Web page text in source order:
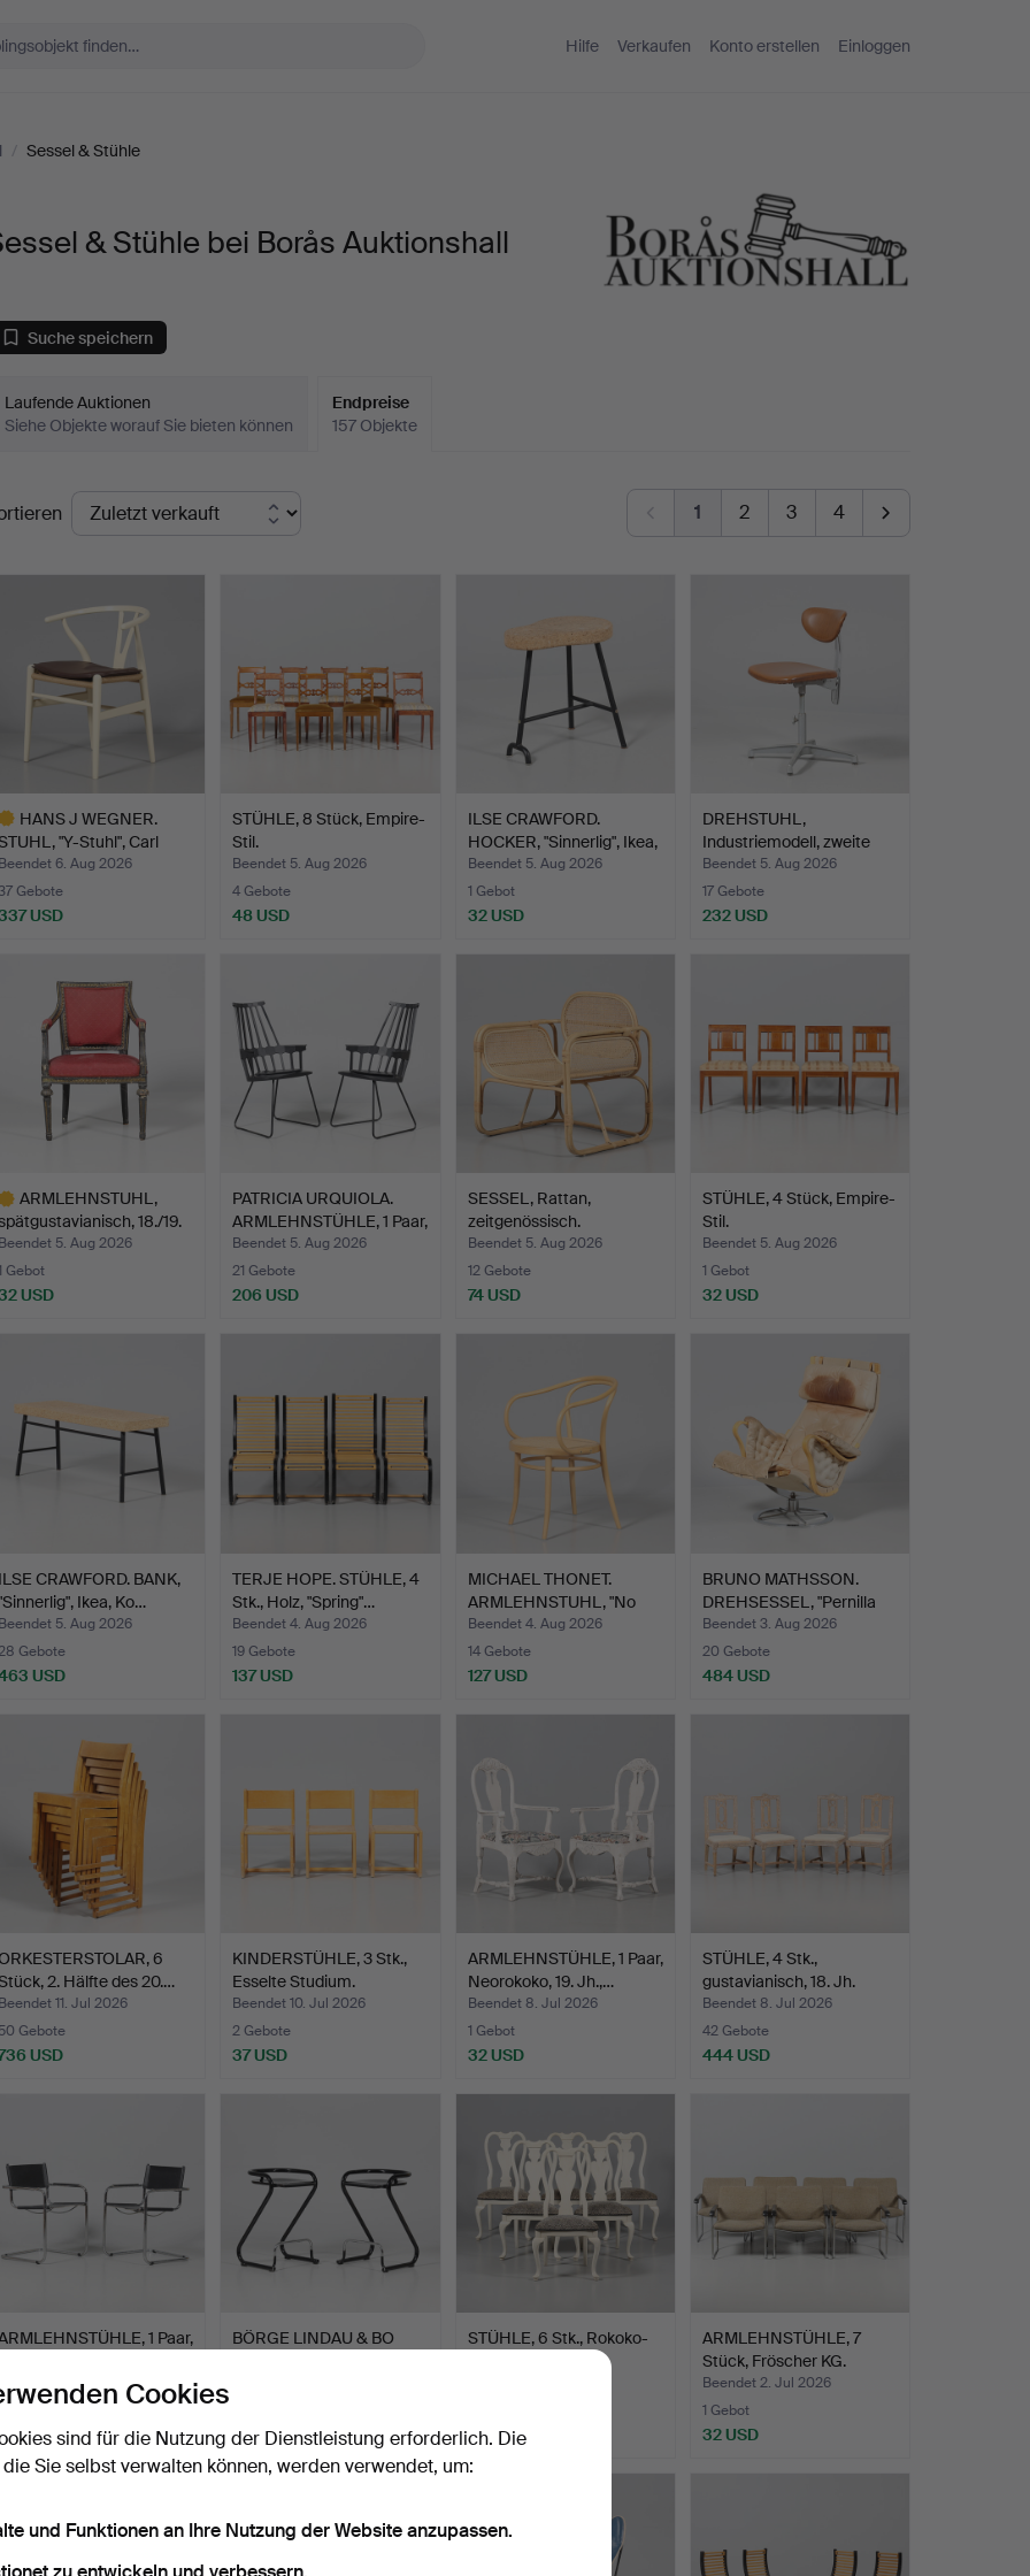
Hilfe Verkaufen Konto erstellen Einloggen
/ Sessel & Stühle
& Stühle bei Borås Auktionshall
Suche speichern
Laufende Auktionen
Siehe Objekte worauf Sie bieten können
Endpreise
157 Objekte
1 2 3 4
HANS J WEGNER.
"Y-Stuhl", Carl
6. Aug 2026
Gebote
USD
STÜHLE, 8 Stück, Empire-
Stil.
Beendet 5. Aug 2026
4 Gebote
48 USD
ILSE CRAWFORD.
HOCKER, "Sinnerlig", Ikea,
…
Beendet 5. Aug 2026
1 Gebot
32 USD
DREHSTUHL,
Industriemodell, zweite
Hälfte …
Beendet 5. Aug 2026
17 Gebote
232 USD
ARMLEHNSTUHL,
18./19.
5. Aug 2026
Gebot
USD
PATRICIA URQUIOLA.
ARMLEHNSTÜHLE, 1 Paar,
…
Beendet 5. Aug 2026
21 Gebote
206 USD
SESSEL, Rattan,
zeitgenössisch.
Beendet 5. Aug 2026
12 Gebote
74 USD
STÜHLE, 4 Stück, Empire-
Stil.
Beendet 5. Aug 2026
1 Gebot
32 USD
CRAWFORD. BANK,
Ikea, Ko…
5. Aug 2026
Gebote
USD
TERJE HOPE. STÜHLE, 4
Stk., Holz, "Spring"…
Beendet 4. Aug 2026
19 Gebote
137 USD
MICHAEL THONET.
ARMLEHNSTUHL, "No
30", Ton.
Beendet 4. Aug 2026
14 Gebote
127 USD
BRUNO MATHSSON.
DREHSESSEL, "Pernilla
Roto…
Beendet 3. Aug 2026
20 Gebote
484 USD
6
2. Hälfte des 20.…
11. Jul 2026
Gebote
USD
KINDERSTÜHLE, 3 Stk.,
Esselte Studium.
Beendet 10. Jul 2026
2 Gebote
37 USD
ARMLEHNSTÜHLE, 1 Paar,
Neorokoko, 19. Jh.,…
Beendet 8. Jul 2026
1 Gebot
32 USD
STÜHLE, 4 Stk.,
gustavianisch, 18. Jh.
Beendet 8. Jul 2026
42 Gebote
444 USD
1 Paar,
3. Jul 2026
USD
BÖRGE LINDAU & BO
116 USD
STÜHLE, 6 Stk., Rokoko-
Stil, zeitgenössisc…
32 USD
ARMLEHNSTÜHLE, 7
Stück, Fröscher KG.
Beendet 2. Jul 2026
1 Gebot
32 USD
Cookies
sind für die Nutzung der Dienstleistung erforderlich. Die
Sie selbst verwalten können, werden verwendet, um:
und Funktionen an Ihre Nutzung der Website anzupassen.